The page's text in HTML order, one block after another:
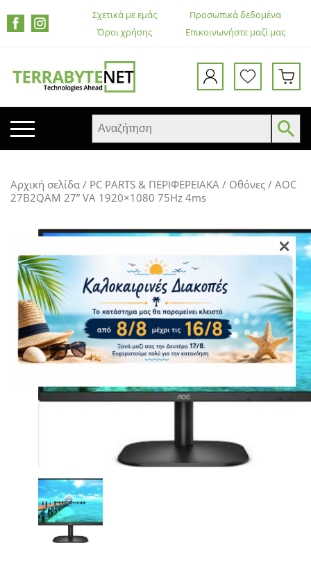
Σχετικά με εμάς
Επικοινωνήστε μαζί μας
Προσωπικά δεδομένα
Όροι χρήσης
TABLETS
ΟΘΌΝΕΣ
ΕΚΤΥΠΩΤΈΣ – ΠΟΛΥΜΗΧΑΝΉΜΑΤΑ
WEB CAMERA
ΚΟΥΤΙΆ ΥΠΟΛΟΓΙΣΤΏΝ
CASE FANS
LIQUID COOLERS
ΕΙΚΟΝΑ-ΗΧΟΣ
ΠΡΟΣΩΠΙΚΗ ΦΡΟΝΤΙΔΑ
Αρχική σελίδα / PC PARTS & ΠΕΡΙΦΕΡΕΙΑΚΑ / Οθόνες / AOC
27B2QAM 27” VA 1920×1080 75Hz 4ms
×